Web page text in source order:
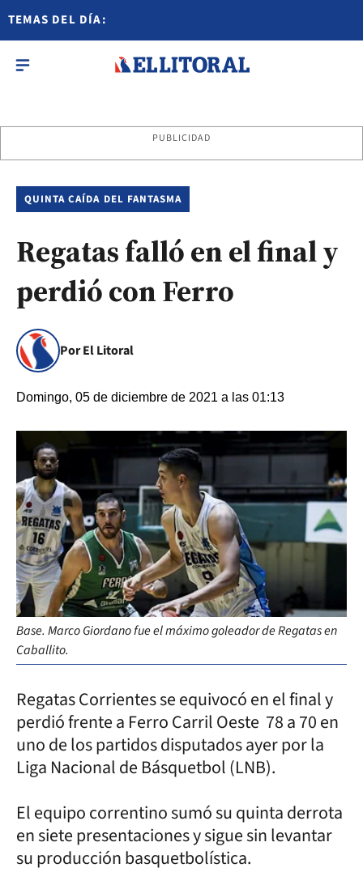
TEMAS DEL DÍA:
PUBLICIDAD
QUINTA CAÍDA DEL FANTASMA
Regatas falló en el final y
perdió con Ferro
Por El Litoral
Domingo, 05 de diciembre de 2021 a las 01:13
Base. Marco Giordano fue el máximo goleador de Regatas en
Caballito.
Regatas Corrientes se equivocó en el final y
perdió frente a Ferro Carril Oeste 78 a 70 en
uno de los partidos disputados ayer por la
Liga Nacional de Básquetbol (LNB).
El equipo correntino sumó su quinta derrota
en siete presentaciones y sigue sin levantar
su producción basquetbolística.